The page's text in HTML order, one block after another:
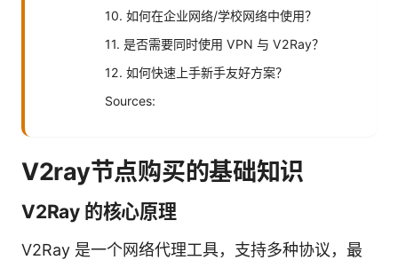
10. 如何在企业网络/学校网络中使用？
11. 是否需要同时使用 VPN 与 V2Ray？
12. 如何快速上手新手友好方案？
Sources:
V2ray节点购买的基础知识
V2Ray 的核心原理
V2Ray 是一个网络代理工具，支持多种协议，最